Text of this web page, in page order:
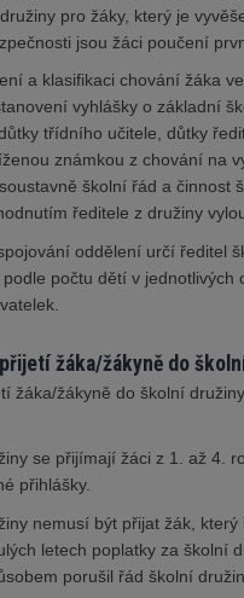
pro žáky, který je
jsou žáci poučení
a klasifikaci chování žáka
vyhlášky o základní
třídního učitele, důtky
známkou z chování na
školní řád a činnost
ředitele z družiny
oddělení určí ředitel
počtu dětí v jednotlivých
žáka/žákyně do
žáka/žákyně do školní
se přijímají žáci z 1. až 4.
přihlášky.
nemusí být přijat žák, který
letech poplatky za školní
porušil řád školní